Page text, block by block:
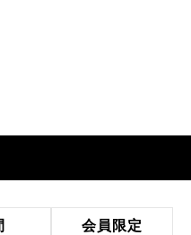
会員限定